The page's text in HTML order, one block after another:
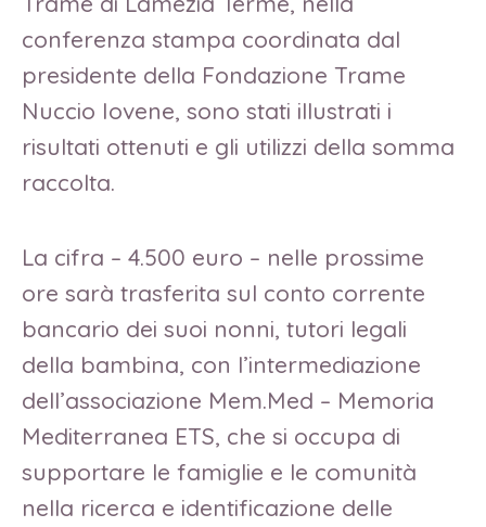
conferenza stampa coordinata dal
presidente della Fondazione Trame
Nuccio Iovene, sono stati illustrati i
risultati ottenuti e gli utilizzi della somma
raccolta.
La cifra – 4.500 euro – nelle prossime
ore sarà trasferita sul conto corrente
bancario dei suoi nonni, tutori legali
della bambina, con l’intermediazione
dell’associazione Mem.Med – Memoria
Mediterranea ETS, che si occupa di
supportare le famiglie e le comunità
nella ricerca e identificazione delle